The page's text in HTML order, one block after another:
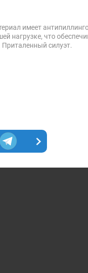
имеет
нагрузке, что
силуэт.